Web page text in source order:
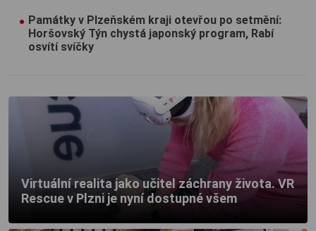
Památky v Plzeňském kraji otevřou po setmění:
Horšovský Týn chystá japonský program, Rabí
osvítí svíčky
Virtuální realita jako učitel záchrany života. VR
Rescue v Plzni je nyní dostupné všem